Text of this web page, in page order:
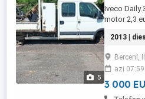
5
Iveco Daily
motor 2,3
vede fără
fără puntea
, se poate
2013 |
Berceni,
azi 07:59
3 000